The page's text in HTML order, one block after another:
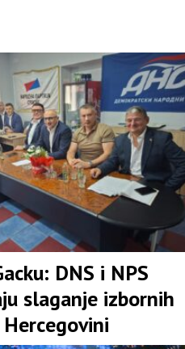
DNS i NPS
slaganje izbornih